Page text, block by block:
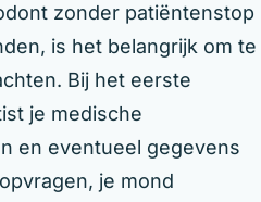
zonder patiëntenstop
is het belangrijk om te
Bij het eerste
je medische
en eventueel gegevens
je mond